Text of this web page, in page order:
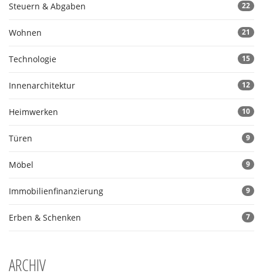
Steuern & Abgaben 22
Wohnen 21
Technologie 15
Innenarchitektur 12
Heimwerken 10
Türen 9
Möbel 9
Immobilienfinanzierung 9
Erben & Schenken 7
ARCHIV